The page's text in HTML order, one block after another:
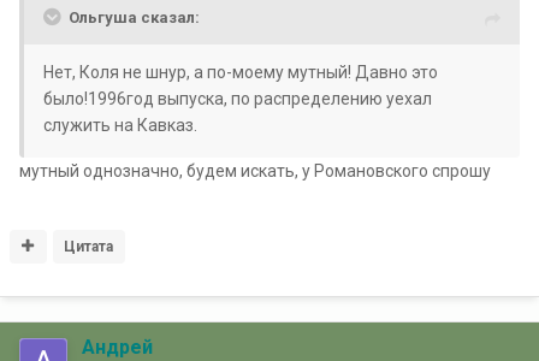
Ольгуша сказал:
Нет, Коля не шнур, а по-моему мутный! Давно это
было!1996год выпуска, по распределению уехал
служить на Кавказ.
мутный однозначно, будем искать, у Романовского спрошу
Цитата
Андрей